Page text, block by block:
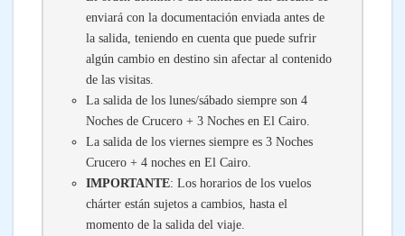
enviará con la documentación enviada antes de
la salida, teniendo en cuenta que puede sufrir
algún cambio en destino sin afectar al contenido
de las visitas.
La salida de los lunes/sábado siempre son 4
Noches de Crucero + 3 Noches en El Cairo.
La salida de los viernes siempre es 3 Noches
Crucero + 4 noches en El Cairo.
IMPORTANTE: Los horarios de los vuelos
chárter están sujetos a cambios, hasta el
momento de la salida del viaje.